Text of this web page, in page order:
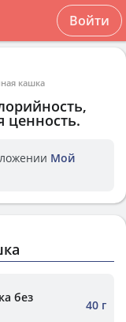
Войти
кашка
ценность.
Мой
без
40 г